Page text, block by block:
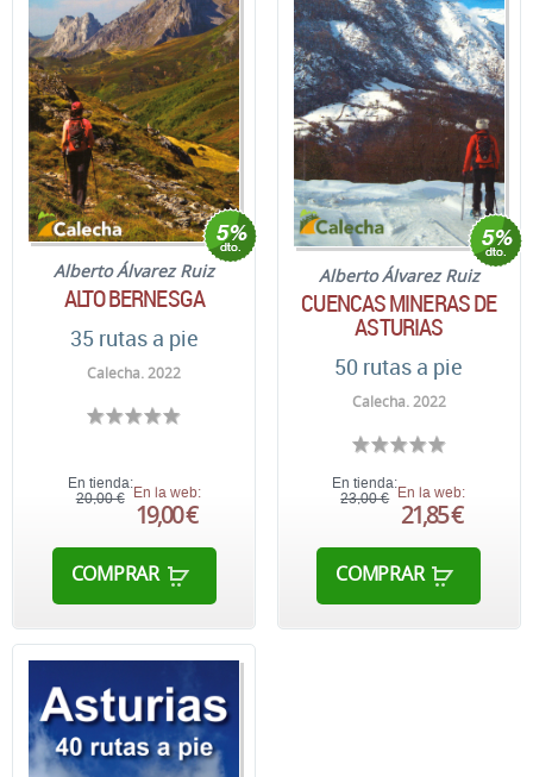
Alberto Álvarez Ruiz
ALTO BERNESGA
35 rutas a pie
Calecha. 2022
En tienda:
20,00 € En la web:
19,00 €
COMPRAR
Alberto Álvarez Ruiz
CUENCAS MINERAS DE
ASTURIAS
50 rutas a pie
Calecha. 2022
En tienda:
23,00 € En la web:
21,85 €
COMPRAR